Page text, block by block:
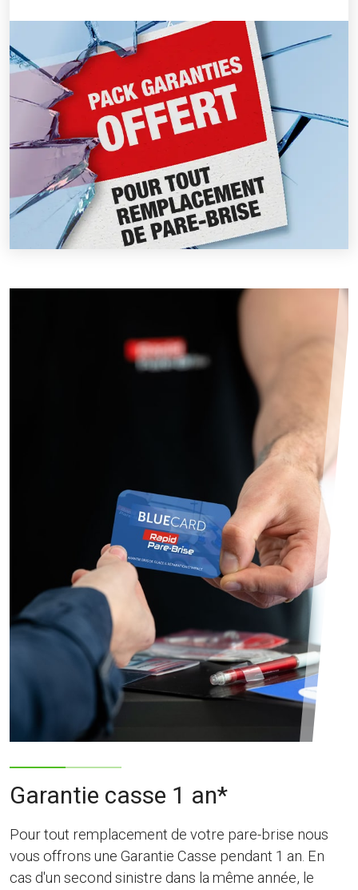
Garantie casse 1 an*
Pour tout remplacement de votre pare-brise nous
vous offrons une Garantie Casse pendant 1 an. En
cas d'un second sinistre dans la même année, le